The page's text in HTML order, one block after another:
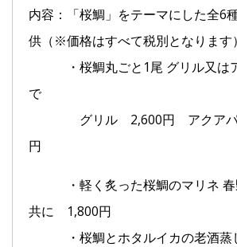
内容：「桜鯛」をテーマにした全6
供（※価格はすべて税別となります）
・桜鯛丸ごと1尾 グリル又は
で
グリル 2,600円 アクアパ
円
・軽く炙った桜鯛のマリネ 春
共に 1,800円
・桜鯛とホタルイカの老酒蒸